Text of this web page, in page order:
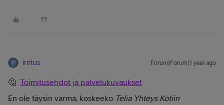
irritus Forum|Forum|1 year ago
🤔 Toimitusehdot ja palvelukuvaukset
En ole täysin varma, koskeeko Telia Yhteys Kotiin